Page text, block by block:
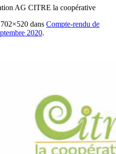
AG CITRE la coopérative
dans Compte-rendu de
2020.